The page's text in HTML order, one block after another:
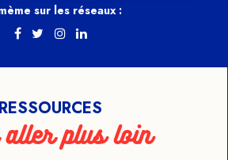
sur les réseaux :
RESSOURCES
plus loin